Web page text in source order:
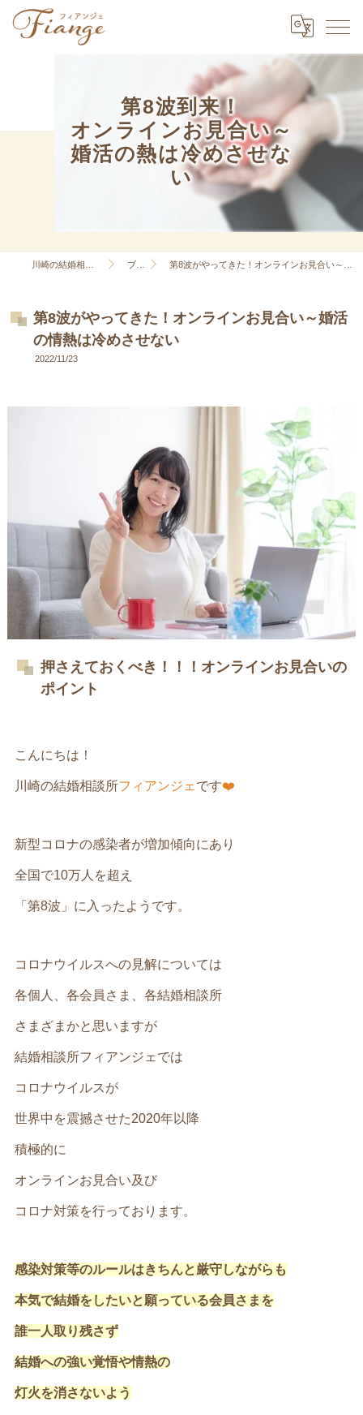
第8波到来！
オンラインお見合い～
婚活の熱は冷めさせな
い
ブログ 第8波がやってきた！オンラインお見合い～婚活の情熱は冷めさせない
第8波がやってきた！オンラインお見合い～婚活
の情熱は冷めさせない
2022/11/23
押さえておくべき！！！オンラインお見合いの
ポイント
こんにちは！
川崎の結婚相談所フィアンジェ です❤️
新型コロナの感染者が増加傾向にあり
全国で10万人を超え
「第8波」に入ったようです。
コロナウイルスへの見解については
各個人、各会員さま、各結婚相談所
さまざまかと思いますが
結婚相談所フィアンジェでは
コロナウイルスが
世界中を震撼させた2020年以降
積極的に
オンラインお見合い及び
コロナ対策を行っております。
感染対策等のルールはきちんと厳守しながらも
本気で結婚をしたいと願っている会員さまを
誰一人取り残さず
結婚への強い覚悟や情熱の
灯火を消さないよう